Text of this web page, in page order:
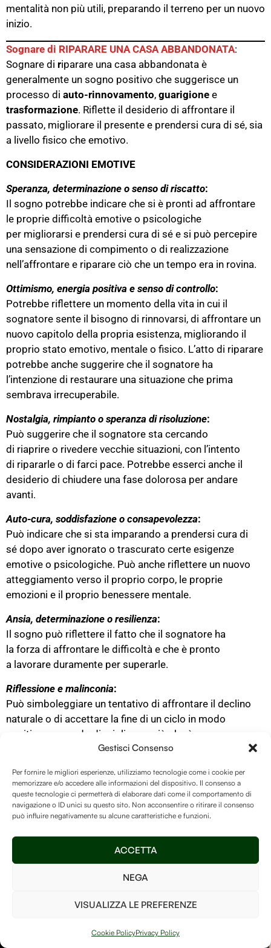
Gestisci Consenso
Per fornire le migliori esperienze, utilizziamo tecnologie come i cookie per
memorizzare e/o accedere alle informazioni del dispositivo. Il consenso a
queste tecnologie ci permetterà di elaborare dati come il comportamento di
navigazione o ID unici su questo sito. Non acconsentire o ritirare il consenso
può influire negativamente su alcune caratteristiche e funzioni.
ACCETTA
NEGA
VISUALIZZA LE PREFERENZE
Cookie PolicyPrivacy Policy
mentalità non più utili, preparando il terreno per un nuovo
inizio​.
Sognare di RIPARARE UNA CASA ABBANDONATA:
Sognare di riparare una casa abbandonata è
generalmente un sogno positivo che suggerisce un
processo di auto-rinnovamento, guarigione e
trasformazione. Riflette il desiderio di affrontare il
passato, migliorare il presente e prendersi cura di sé, sia
a livello fisico che emotivo.
CONSIDERAZIONI EMOTIVE
Speranza, determinazione o senso di riscatto:
Il sogno potrebbe indicare che si è pronti ad affrontare
le proprie difficoltà emotive o psicologiche
per migliorarsi e prendersi cura di sé e si può percepire
una sensazione di compimento o di realizzazione
nell’affrontare e riparare ciò che un tempo era in rovina.
Ottimismo, energia positiva e senso di controllo:
Potrebbe riflettere un momento della vita in cui il
sognatore sente il bisogno di rinnovarsi, di affrontare un
nuovo capitolo della propria esistenza, migliorando il
proprio stato emotivo, mentale o fisico. L’atto di riparare
potrebbe anche suggerire che il sognatore ha
l’intenzione di restaurare una situazione che prima
sembrava irrecuperabile.
Nostalgia, rimpianto o speranza di risoluzione:
Può suggerire che il sognatore sta cercando
di riaprire o rivedere vecchie situazioni, con l’intento
di ripararle o di farci pace. Potrebbe esserci anche il
desiderio di chiudere una fase dolorosa per andare
avanti.
Auto-cura, soddisfazione o consapevolezza:
Può indicare che si sta imparando a prendersi cura di
sé dopo aver ignorato o trascurato certe esigenze
emotive o psicologiche. Può anche riflettere un nuovo
atteggiamento verso il proprio corpo, le proprie
emozioni e il proprio benessere mentale.
Ansia, determinazione o resilienza:
Il sogno può riflettere il fatto che il sognatore ha
la forza di affrontare le difficoltà e che è pronto
a lavorare duramente per superarle.
Riflessione e malinconia:
Può simboleggiare un tentativo di affrontare il declino
naturale o di accettare la fine di un ciclo in modo
positivo, cercando di migliorare ciò che è
possibile prima di un cambiamento.
Speranza, tranquillità e desiderio di sicurezza:
Potrebbe riflettere la necessità di tornare a sentirsi al
sicuro, sia all’interno di sé che nelle proprie relazioni o
circostanze.
Iscriviti Alla
Vuoi diventare il